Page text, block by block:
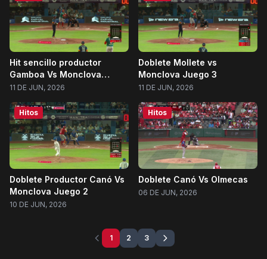
Hit sencillo productor
Gamboa Vs Monclova
Juego 3
11 DE JUN, 2026
Doblete Mollete vs
Monclova Juego 3
11 DE JUN, 2026
Hitos
Doblete Productor Canó Vs
Monclova Juego 2
10 DE JUN, 2026
Hitos
Doblete Canó Vs Olmecas
06 DE JUN, 2026
1 2 3